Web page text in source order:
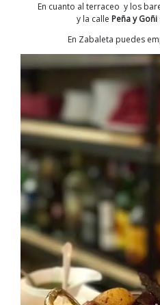
En cuanto al terraceo y los
y la calle Peña y Goñi
En Zabaleta puedes